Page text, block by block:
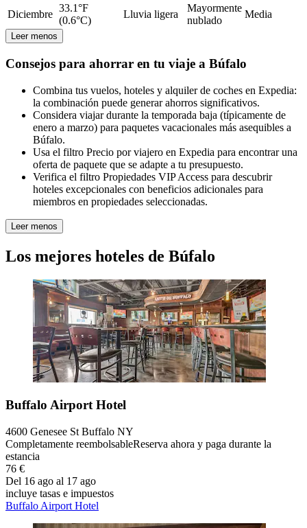
Diciembre
33.1°F
(0.6°C)
Lluvia ligera
Mayormente
nublado
Media
Leer menos
Consejos para ahorrar en tu viaje a Búfalo
Combina tus vuelos, hoteles y alquiler de coches en Expedia:
la combinación puede generar ahorros significativos.
Considera viajar durante la temporada baja (típicamente de
enero a marzo) para paquetes vacacionales más asequibles a
Búfalo.
Usa el filtro Precio por viajero en Expedia para encontrar una
oferta de paquete que se adapte a tu presupuesto.
Verifica el filtro Propiedades VIP Access para descubrir
hoteles excepcionales con beneficios adicionales para
miembros en propiedades seleccionadas.
Leer menos
Los mejores hoteles de Búfalo
Buffalo Airport Hotel
4600 Genesee St Buffalo NY
Completamente reembolsableReserva ahora y paga durante la
estancia
76 €
Del 16 ago al 17 ago
incluye tasas e impuestos
Buffalo Airport Hotel